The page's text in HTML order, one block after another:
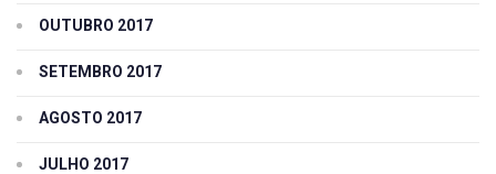
OUTUBRO 2017
SETEMBRO 2017
AGOSTO 2017
JULHO 2017